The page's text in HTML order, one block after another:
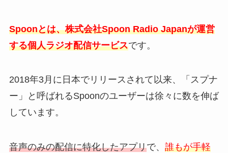
Spoonとは、株式会社Spoon Radio Japanが運営
する個人ラジオ配信サービスです。
2018年3月に日本でリリースされて以来、「スプナ
ー」と呼ばれるSpoonのユーザーは徐々に数を伸ば
しています。
音声のみの配信に特化したアプリで、 誰もが手軽